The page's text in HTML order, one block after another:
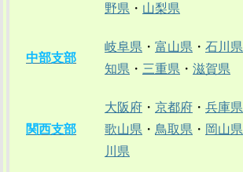
野県 ・ 山梨県
中部支部
岐阜県 ・ 富山県 ・ 石川県
知県 ・ 三重県 ・ 滋賀県
関西支部
大阪府 ・ 京都府 ・ 兵庫県
歌山県 ・ 鳥取県 ・ 岡山県
川県